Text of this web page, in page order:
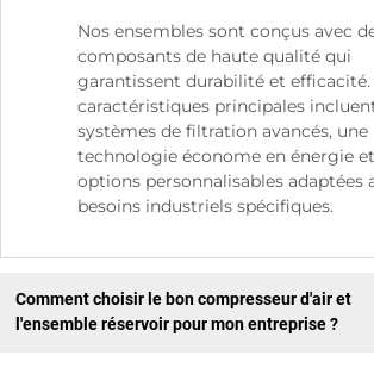
Nos ensembles sont conçus avec
composants de haute qualité qui
garantissent durabilité et efficacité.
caractéristiques principales
systèmes de filtration avancés, une
technologie économe en énergie
options personnalisables adaptées
besoins industriels spécifiques.
Comment choisir le bon compresseur d'air et
l'ensemble réservoir pour mon entreprise ?